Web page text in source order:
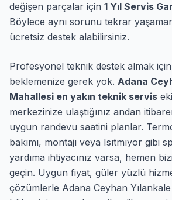
değişen parçalar için 1 Yıl Servis
Böylece aynı sorunu tekrar
ücretsiz destek alabilirsiniz.
Profesyonel teknik destek almak
beklemenize gerek yok. Adana
Mahallesi en yakın teknik servis
merkezinize ulaştığınız andan
uygun randevu saatini planlar.
bakımı, montajı veya Isıtmıyor gibi
yardıma ihtiyacınız varsa, hemen
geçin. Uygun fiyat, güler yüzlü
çözümlerle Adana Ceyhan